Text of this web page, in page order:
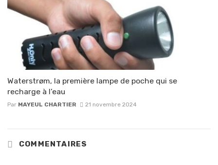
Waterstrøm, la première lampe de poche qui se
recharge à l’eau
Par MAYEUL CHARTIER 21 novembre 2024
COMMENTAIRES